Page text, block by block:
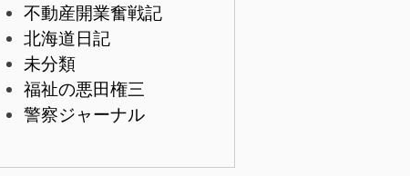
不動産開業奮戦記
北海道日記
未分類
福祉の悪田権三
警察ジャーナル